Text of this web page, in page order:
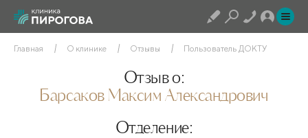
Главная О клинике Отзывы Пользователь ДОКТУ
Отзыв о:
Барсаков Максим Александрович
Отделение: